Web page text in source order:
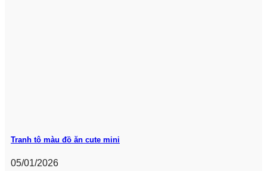
Tranh tô màu đồ ăn cute mini
05/01/2026